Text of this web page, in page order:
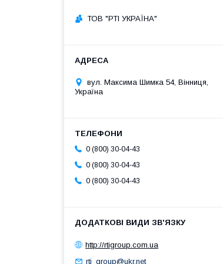
ТОВ "РТІ УКРАЇНА"
вул. Максима Шимка 54, Вінниця,
Україна
0 (800) 30-04-43
0 (800) 30-04-43
0 (800) 30-04-43
http://rtigroup.com.ua
rti_group@ukr.net